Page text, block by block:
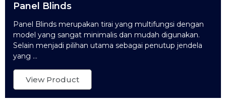
Panel Blinds
Panel Blinds merupakan tirai yang multifungsi dengan
model yang sangat minimalis dan mudah digunakan.
Selain menjadi pilihan utama sebagai penutup jendela
yang ...
View Product